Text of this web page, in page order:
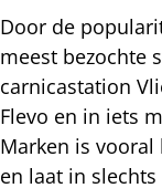
Door de
meest bezochte
carnicastation
Flevo en in iets
Marken is
en laat in